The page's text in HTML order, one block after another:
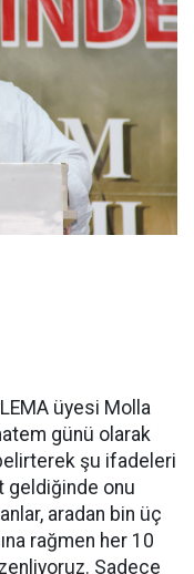
üyesi Molla
günü olarak
şu ifadeleri
geldiğinde onu
aradan bin üç
rağmen her 10
Sadece